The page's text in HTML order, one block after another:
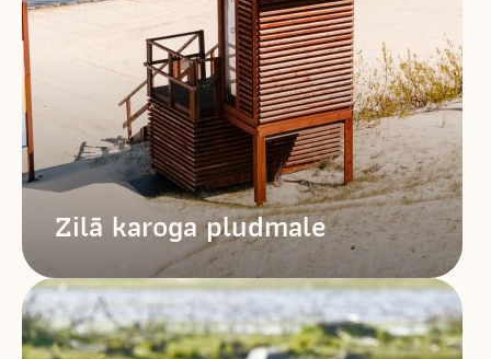
Zilā karoga pludmale